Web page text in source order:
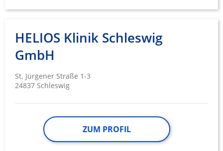
HELIOS Klinik Schleswig
GmbH
St. Jürgener Straße 1-3
24837 Schleswig
ZUM PROFIL